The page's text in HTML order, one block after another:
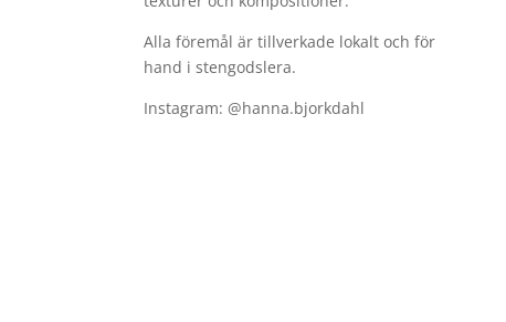
Alla föremål är tillverkade lokalt och för
hand i stengodslera.
Instagram: @hanna.bjorkdahl